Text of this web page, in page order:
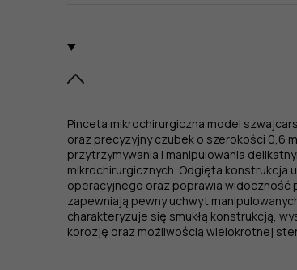
Pinceta mikrochirurgiczna model
oraz precyzyjny czubek o szerokości 0,6
przytrzymywania i manipulowania
mikrochirurgicznych. Odgięta
operacyjnego oraz poprawia widoczność
zapewniają pewny uchwyt
charakteryzuje się smukłą konstrukcją,
korozję oraz możliwością wielokrotnej